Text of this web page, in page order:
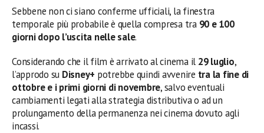
Sebbene non ci siano conferme ufficiali, la finestra
temporale più probabile è quella compresa tra 90 e 100
giorni dopo l’uscita nelle sale.
Considerando che il film è arrivato al cinema il 29 luglio,
l’approdo su Disney+ potrebbe quindi avvenire tra la fine di
ottobre e i primi giorni di novembre, salvo eventuali
cambiamenti legati alla strategia distributiva o ad un
prolungamento della permanenza nei cinema dovuto agli
incassi.